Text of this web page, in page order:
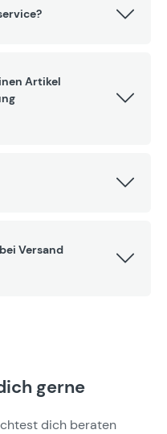
Artikel
Versand
gerne
dich beraten